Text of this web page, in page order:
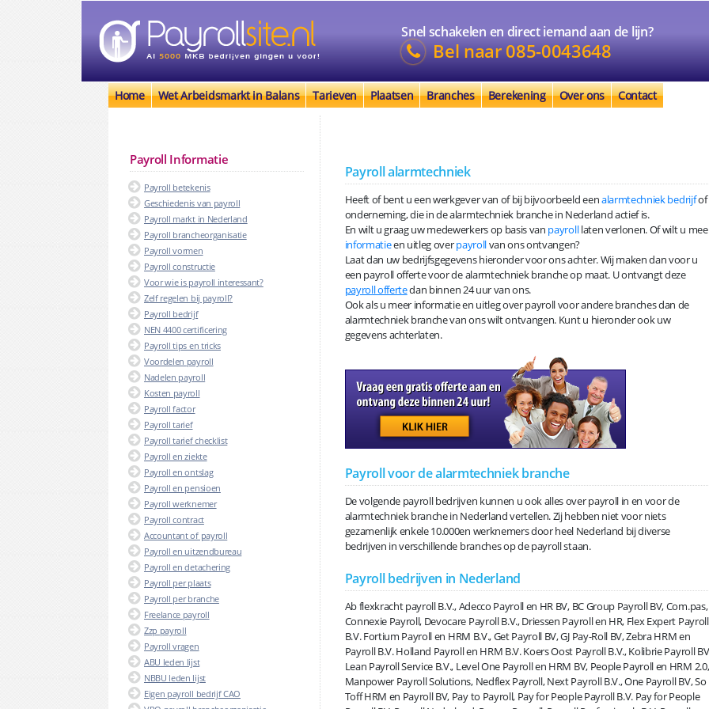
Snel schakelen en direct iemand aan de lijn?
Bel naar085-0043648
Home Wet Arbeidsmarkt in Balans Tarieven Plaatsen Branches Berekening Over ons Contact
Payroll Informatie
Payroll betekenis
Geschiedenis van payroll
Payroll markt in Nederland
Payroll brancheorganisatie
Payroll vormen
Payroll constructie
Voor wie is payroll interessant?
Zelf regelen bij payroll?
Payroll bedrijf
NEN 4400 certificering
Payroll tips en tricks
Voordelen payroll
Nadelen payroll
Kosten payroll
Payroll factor
Payroll tarief
Payroll tarief checklist
Payroll en ziekte
Payroll en ontslag
Payroll en pensioen
Payroll werknemer
Payroll contract
Accountant of payroll
Payroll en uitzendbureau
Payroll en detachering
Payroll per plaats
Payroll per branche
Freelance payroll
Zzp payroll
Payroll vragen
ABU leden lijst
NBBU leden lijst
Eigen payroll bedrijf CAO
Payroll alarmtechniek
Heeft of bent u een werkgever van of bij bijvoorbeeld eenalarmtechniek bedrijfof
onderneming, die in de alarmtechniek branche in Nederland actief is.
En wilt u graag uw medewerkers op basis van payrolllaten verlonen. Of wilt u
informatieen uitleg overpayrollvan ons ontvangen?
Laat dan uw bedrijfsgegevens hieronder voor ons achter. Wij maken dan voor u
een payroll offerte voor de alarmtechniek branche op maat. U ontvangt deze
payroll offertedan binnen 24 uur van ons.
Ook als u meer informatie en uitleg over payroll voor andere branches dan de
alarmtechniek branche van ons wilt ontvangen. Kunt u hieronder ook uw
gegevens achterlaten.
Payroll voor de alarmtechniek branche
De volgende payroll bedrijven kunnen u ook alles over payroll in en voor de
alarmtechniek branche in Nederland vertellen. Zij hebben niet voor niets
gezamenlijk enkele 10.000en werknemers door heel Nederland bij diverse
bedrijven in verschillende branches op de payroll staan.
Payroll bedrijven in Nederland
Ab flexkracht payroll B.V., Adecco Payroll en HR BV, BC Group Payroll BV, Com.pas,
Connexie Payroll, Devocare Payroll B.V., Driessen Payroll en HR, Flex Expert Payroll
B.V. Fortium Payroll en HRM B.V., Get Payroll BV, GJ Pay-Roll BV, Zebra HRM en
Payroll B.V. Holland Payroll en HRM B.V. Koers Oost Payroll B.V., Kolibrie Payroll
Lean Payroll Service B.V., Level One Payroll en HRM BV, People Payroll en HRM 2.0,
Manpower Payroll Solutions, Nedflex Payroll, Next Payroll B.V., One Payroll BV, So
Toff HRM en Payroll BV, Pay to Payroll, Pay for People Payroll B.V. Pay for People